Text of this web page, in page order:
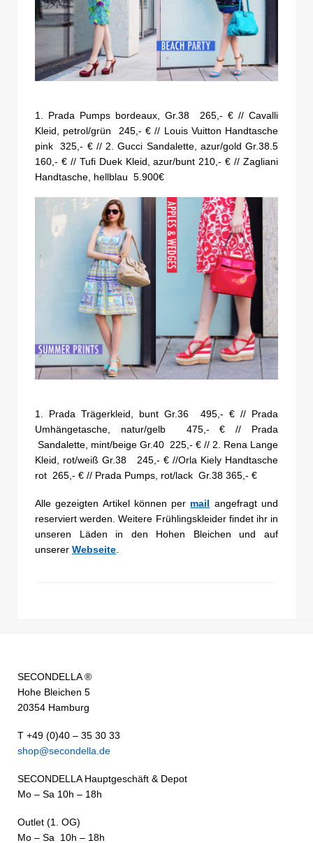
1. Prada Pumps bordeaux, Gr.38 265,- € // Cavalli
Kleid, petrol/grün 245,- € // Louis Vuitton Handtasche
pink 325,- € // 2. Gucci Sandalette, azur/gold Gr.38.5
160,- € // Tufi Duek Kleid, azur/bunt 210,- € // Zagliani
Handtasche, hellblau 5.900€
1. Prada Trägerkleid, bunt Gr.36 495,- € // Prada
Umhängetasche, natur/gelb 475,- € // Prada
Sandalette, mint/beige Gr.40 225,- € // 2. Rena Lange
Kleid, rot/weiß Gr.38 245,- € //Orla Kiely Handtasche
rot 265,- € // Prada Pumps, rot/lack Gr.38 365,- €
Alle gezeigten Artikel können per mail angefragt und
reserviert werden. Weitere Frühlingskleider findet ihr in
unseren Läden in den Hohen Bleichen und auf
unserer Webseite
SECONDELLA ®
Hohe Bleichen 5
20354 Hamburg
T +49 (0)40 – 35 30 33
shop@secondella.de
SECONDELLA Hauptgeschäft & Depot
Mo – Sa 10h – 18h
Outlet (1. OG)
Mo – Sa 10h – 18h